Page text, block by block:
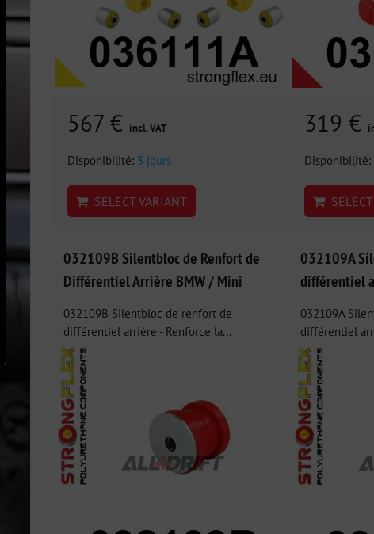
567 € incl. VAT
Disponibilité: 3 jours
SELECT VARIANT
319 €
Disponibilité:
SELECT
032109B Silentbloc de Renfort de
Différentiel Arrière BMW / Mini
032109B Silentbloc de renfort de
différentiel arrière - Renforce la...
032109A
différentiel
032109A
différentiel